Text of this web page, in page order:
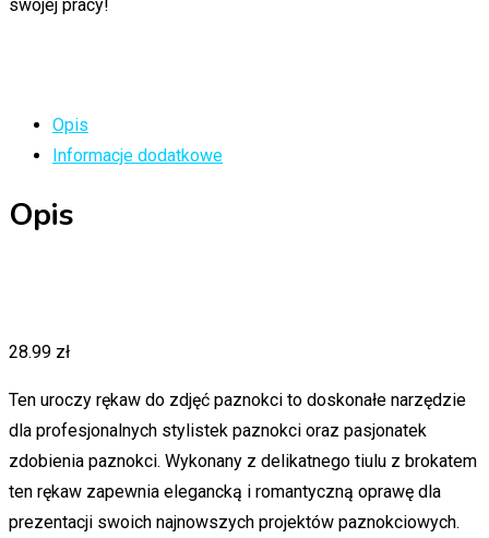
swojej pracy!
Opis
Informacje dodatkowe
Opis
28.99 zł
Ten uroczy rękaw do zdjęć paznokci to doskonałe narzędzie
dla profesjonalnych stylistek paznokci oraz pasjonatek
zdobienia paznokci. Wykonany z delikatnego tiulu z brokatem
ten rękaw zapewnia elegancką i romantyczną oprawę dla
prezentacji swoich najnowszych projektów paznokciowych.